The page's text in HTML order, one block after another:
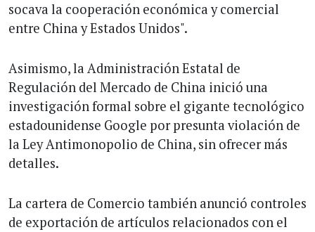
socava la cooperación económica y comercial
entre China y Estados Unidos".
Asimismo, la Administración Estatal de
Regulación del Mercado de China inició una
investigación formal sobre el gigante tecnológico
estadounidense Google por presunta violación de
la Ley Antimonopolio de China, sin ofrecer más
detalles.
La cartera de Comercio también anunció controles
de exportación de artículos relacionados con el